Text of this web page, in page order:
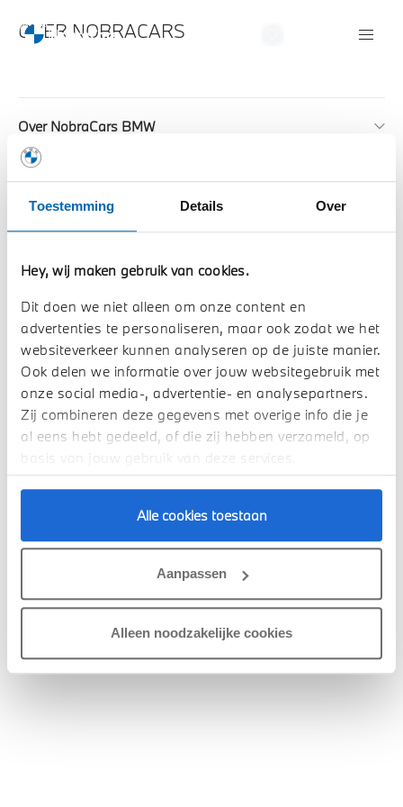
Toestemming Details Over
Hey, wij maken gebruik van cookies.
Dit doen we niet alleen om onze content en
advertenties te personaliseren, maar ook zodat we het
websiteverkeer kunnen analyseren op de juiste manier.
Ook delen we informatie over jouw websitegebruik met
onze social media-, advertentie- en analysepartners.
Zij combineren deze gegevens met overige info die je
al eens hebt gedeeld, of die zij hebben verzameld, op
basis van jouw gebruik van deze services.
Alle cookies toestaan
Aanpassen
Alleen noodzakelijke cookies
NobraCars
OVER NOBRACARS
Over NobraCars BMW
Sales
Duurzaamheid
Algemene Voorwaarden BOVAG
Privacybeleid
Cookies